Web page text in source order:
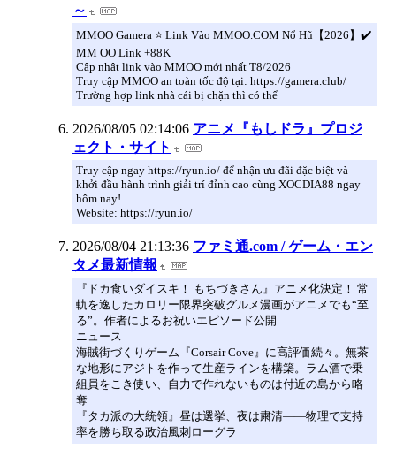
～
MMOO Gamera ⭐️ Link Vào MMOO.COM Nổ Hũ【2026】✔️
MM OO Link +88K
Cập nhật link vào MMOO mới nhất T8/2026
Truy cập MMOO an toàn tốc độ tại: https://gamera.club/
Trường hợp link nhà cái bị chặn thì có thể
2026/08/05 02:14:06 アニメ『もしドラ』プロジ
ェクト・サイト
Truy cập ngay https://ryun.io/ để nhận ưu đãi đặc biệt và
khởi đầu hành trình giải trí đỉnh cao cùng XOCDIA88 ngay
hôm nay!
Website: https://ryun.io/
2026/08/04 21:13:36 ファミ通.com / ゲーム・エン
タメ最新情報
『ドカ食いダイスキ！ もちづきさん』アニメ化決定！ 常
軌を逸したカロリー限界突破グルメ漫画がアニメでも“至
る”。作者によるお祝いエピソード公開
ニュース
海賊街づくりゲーム『Corsair Cove』に高評価続々。無茶
な地形にアジトを作って生産ラインを構築。ラム酒で乗
組員をこき使い、自力で作れないものは付近の島から略
奪
『タカ派の大統領』昼は選挙、夜は粛清――物理で支持
率を勝ち取る政治風刺ローグラ